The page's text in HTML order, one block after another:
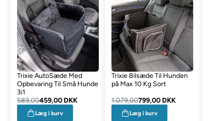
Trixie AutoSæde Med
Opbevaring Til Små Hunde
3i1
589,00459,00 DKK
Læg i kurv
Trixie Bilsæde Til Hunden
på Max 10 Kg Sort
1.079,00799,00 DKK
Læg i kurv